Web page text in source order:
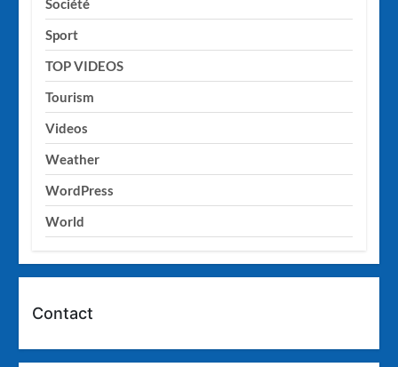
Société
Sport
TOP VIDEOS
Tourism
Videos
Weather
WordPress
World
Contact